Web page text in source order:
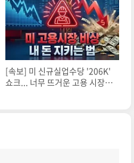
[속보] 미 신규실업수당 '206K'
쇼크... 너무 뜨거운 고용 시장에